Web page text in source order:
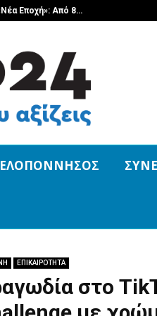
Εποχή»: Από 8…
ΕΠΙΚΑΙΡΟΤΗΤΑ
στο